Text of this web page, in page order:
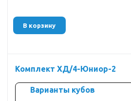
В корзину
Комплект ХД/4-Юниор-2
Варианты кубов